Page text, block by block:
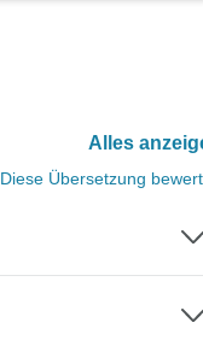
Alles
Diese Übersetzung